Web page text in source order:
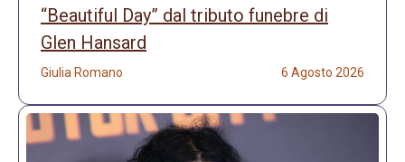
“Beautiful Day” dal tributo funebre di
Glen Hansard
Giulia Romano 6 Agosto 2026